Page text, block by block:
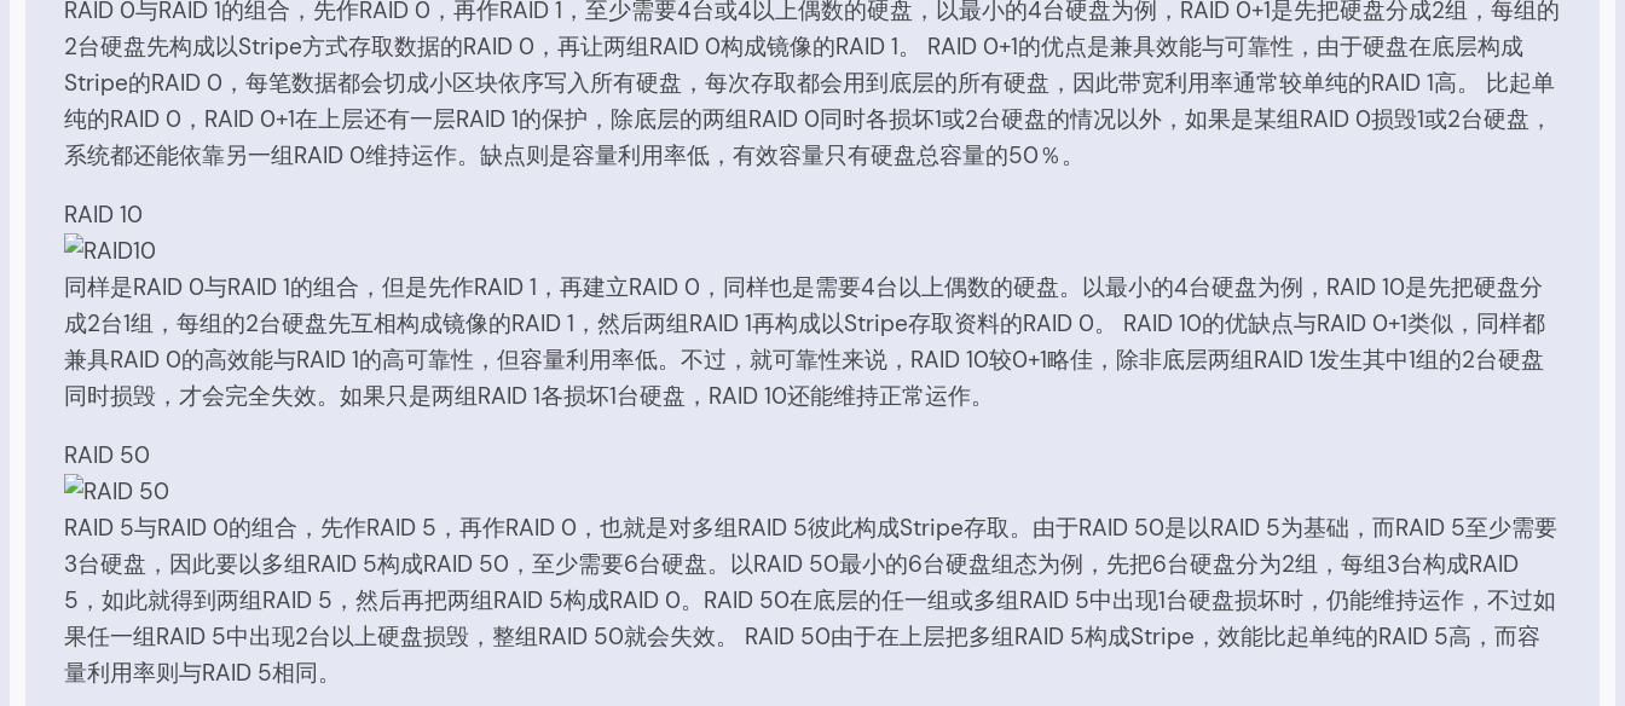
RAID 0与RAID 1的组合，先作RAID 0，再作RAID 1，至少需要4台或4以上偶数的硬盘，以最小的4台硬盘为例，RAID 0+1是先把硬盘分成2组，每组的
2台硬盘先构成以Stripe方式存取数据的RAID 0，再让两组RAID 0构成镜像的RAID 1。 RAID 0+1的优点是兼具效能与可靠性，由于硬盘在底层构成
Stripe的RAID 0，每笔数据都会切成小区块依序写入所有硬盘，每次存取都会用到底层的所有硬盘，因此带宽利用率通常较单纯的RAID 1高。 比起单
纯的RAID 0，RAID 0+1在上层还有一层RAID 1的保护，除底层的两组RAID 0同时各损坏1或2台硬盘的情况以外，如果是某组RAID 0损毁1或2台硬盘，
系统都还能依靠另一组RAID 0维持运作。缺点则是容量利用率低，有效容量只有硬盘总容量的50％。
RAID 10
同样是RAID 0与RAID 1的组合，但是先作RAID 1，再建立RAID 0，同样也是需要4台以上偶数的硬盘。以最小的4台硬盘为例，RAID 10是先把硬盘分
成2台1组，每组的2台硬盘先互相构成镜像的RAID 1，然后两组RAID 1再构成以Stripe存取资料的RAID 0。 RAID 10的优缺点与RAID 0+1类似，同样都
兼具RAID 0的高效能与RAID 1的高可靠性，但容量利用率低。不过，就可靠性来说，RAID 10较0+1略佳，除非底层两组RAID 1发生其中1组的2台硬盘
同时损毁，才会完全失效。如果只是两组RAID 1各损坏1台硬盘，RAID 10还能维持正常运作。
RAID 50
RAID 5与RAID 0的组合，先作RAID 5，再作RAID 0，也就是对多组RAID 5彼此构成Stripe存取。由于RAID 50是以RAID 5为基础，而RAID 5至少需要
3台硬盘，因此要以多组RAID 5构成RAID 50，至少需要6台硬盘。以RAID 50最小的6台硬盘组态为例，先把6台硬盘分为2组，每组3台构成RAID
5，如此就得到两组RAID 5，然后再把两组RAID 5构成RAID 0。RAID 50在底层的任一组或多组RAID 5中出现1台硬盘损坏时，仍能维持运作，不过如
果任一组RAID 5中出现2台以上硬盘损毁，整组RAID 50就会失效。 RAID 50由于在上层把多组RAID 5构成Stripe，效能比起单纯的RAID 5高，而容
量利用率则与RAID 5相同。